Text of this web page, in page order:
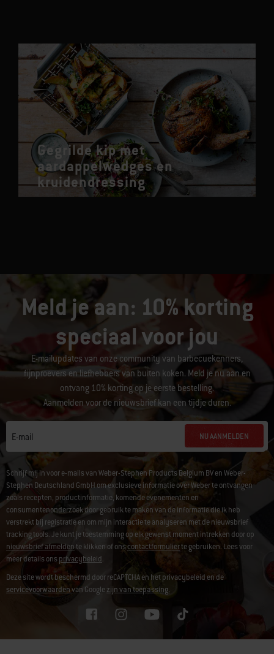
Gegrilde kip met
aardappelwedges en
kruidendressing
Meld je aan: 10% korting
speciaal voor jou
E-mailupdates van onze community van barbecuekenners,
fijnproevers en liefhebbers van buiten koken. Meld je nu aan en
ontvang 10% korting op je eerste bestelling.
Aanmelden voor de nieuwsbrief kan een tijdje duren.
E-mail NU AANMELDEN
Schrijf mij in voor e-mails van Weber-Stephen Products Belgium BV en Weber-
Stephen Deutschland GmbH om exclusieve informatie over Weber te ontvangen
zoals recepten, productinformatie, komende evenementen en
consumentenonderzoek door gebruik te maken van de informatie die ik heb
verstrekt bij registratie en om mijn interactie te analyseren met de nieuwsbrief
tracking tools. Je kunt je toestemming op elk gewenst moment intrekken door op
nieuwsbrief afmeldente klikken of onscontactformulierte gebruiken. Lees voor
meer details onsprivacybeleid.
Deze site wordt beschermd door reCAPTCHA en het privacybeleid en de
servicevoorwaardenvan Googlezijn van toepassing.